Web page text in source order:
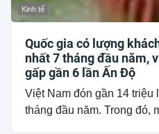
Kinh tế
Quốc gia có lượng
nhất 7 tháng đầu năm,
gấp gần 6 lần Ấn Độ
Việt Nam đón gần 14 triệu
tháng đầu năm. Trong đó,